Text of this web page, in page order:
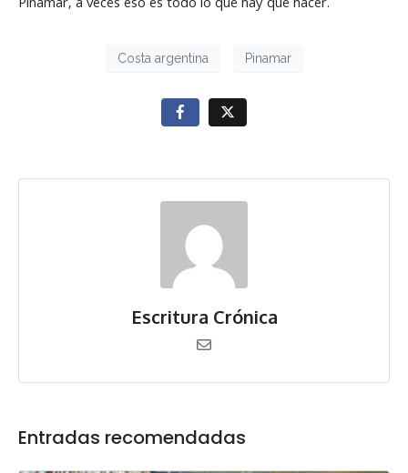
Costa argentina Pinamar
Escritura Crónica
Entradas recomendadas